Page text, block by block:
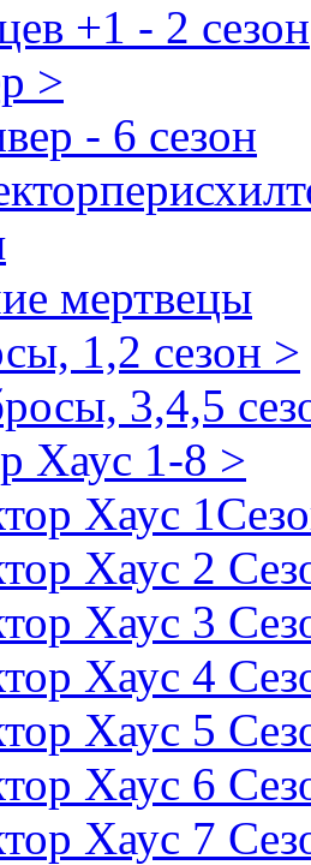
+1 - 2 сезон
>
- 6 сезон
мертвецы
1,2 сезон >
3,4,5
Хаус 1-8 >
Хаус
Хаус 2
Хаус 3
Хаус 4
Хаус 5
Хаус 6
Хаус 7